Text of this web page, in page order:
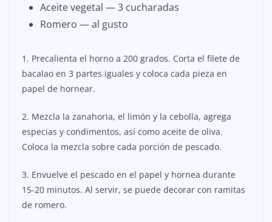
Aceite vegetal — 3 cucharadas
Romero — al gusto
1. Precalienta el horno a 200 grados. Corta el filete de
bacalao en 3 partes iguales y coloca cada pieza en
papel de hornear.
2. Mezcla la zanahoria, el limón y la cebolla, agrega
especias y condimentos, así como aceite de oliva.
Coloca la mezcla sobre cada porción de pescado.
3. Envuelve el pescado en el papel y hornea durante
15-20 minutos. Al servir, se puede decorar con ramitas
de romero.